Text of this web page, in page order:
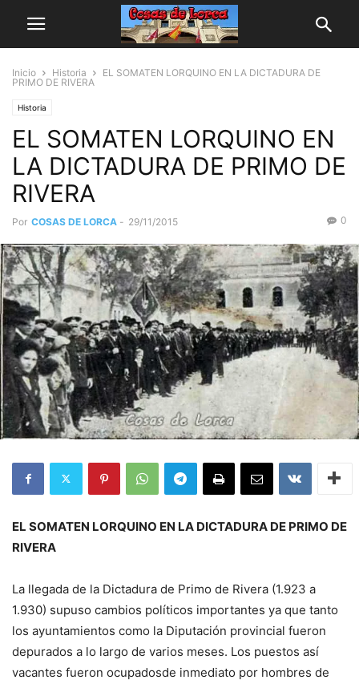
Inicio Historia
EL SOMATEN LORQUINO EN LA DICTADURA DE
PRIMO DE RIVERA
Historia
EL SOMATEN LORQUINO EN
LA DICTADURA DE PRIMO DE
RIVERA
Por COSAS DE LORCA - 29/11/2015 0
EL SOMATEN LORQUINO EN LA DICTADURA DE PRIMO DE
RIVERA
La llegada de la Dictadura de Primo de Rivera (1.923 a
1.930) supuso cambios políticos importantes ya que tanto
los ayuntamientos como la Diputación provincial fueron
depurados a lo largo de varios meses. Los puestos así
vacantes fueron ocupadosde inmediato por hombres de